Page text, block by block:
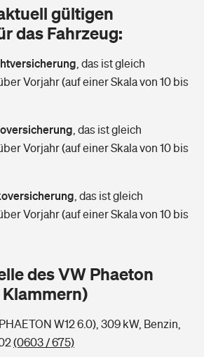
Versicherer finden
Versicherer finden
Versicherer finden
Geld bekomme ich im Alter?
gültigen
das Fahrzeug:
das ist gleich
Vorjahr (auf einer Skala von 10 bis
das ist gleich
Vorjahr (auf einer Skala von 10 bis
das ist gleich
Vorjahr (auf einer Skala von 10 bis
des VW Phaeton
W12 6.0), 309 kW, Benzin,
(0603 / 675)